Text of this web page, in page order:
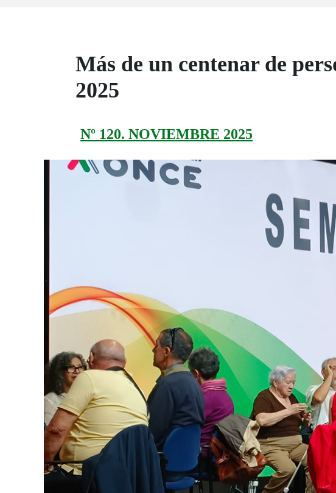
Más de un centenar de
2025
Nº 120. NOVIEMBRE 2025